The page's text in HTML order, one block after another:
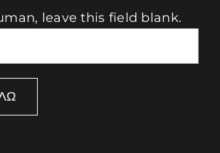
leave this field blank.